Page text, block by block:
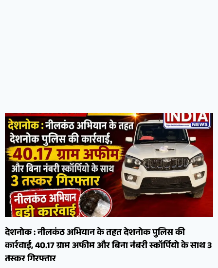
देशनोक : नीलकंठ अभियान के तहत देशनोक पुलिस की
कार्रवाई, 40.17 ग्राम अफीम और बिना नंबरी स्कॉर्पियो के साथ 3
तस्कर गिरफ्तार